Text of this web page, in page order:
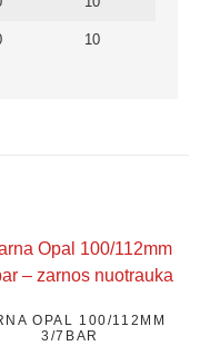
10
OPAL 100/112MM
3/7BAR